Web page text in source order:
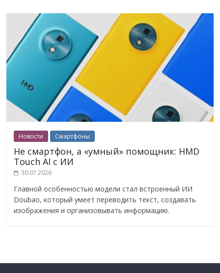
Новости Смартфоны
Не смартфон, а «умный» помощник: HMD
Touch AI с ИИ
30.07.2026
Главной особенностью модели стал встроенный ИИ
Doubao, который умеет переводить текст, создавать
изображения и организовывать информацию.